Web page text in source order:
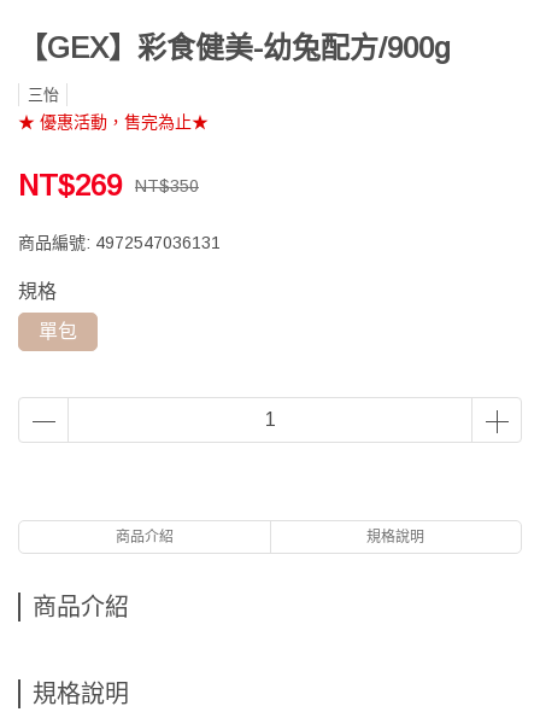
【GEX】彩食健美-幼兔配方/900g
三怡
★ 優惠活動，售完為止★
NT$269 NT$350
商品編號: 4972547036131
規格
單包
商品介紹 規格說明
商品介紹
規格說明